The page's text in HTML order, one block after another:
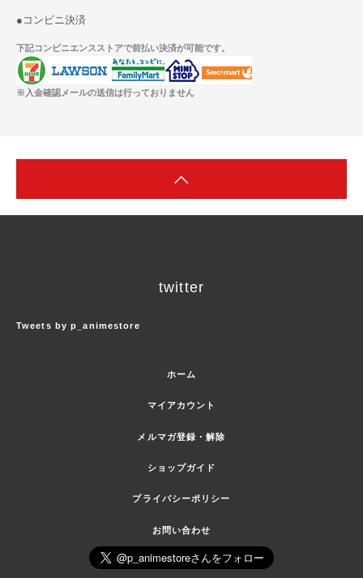
●コンビニ決済
下記コンビニエンスストアで前払い決済が可能です。
※入金確認メールの送信は行っておりません
twitter
Tweets by p_animestore
ホーム
マイアカウント
メルマガ登録・解除
ショップガイド
プライバシーポリシー
お問い合わせ